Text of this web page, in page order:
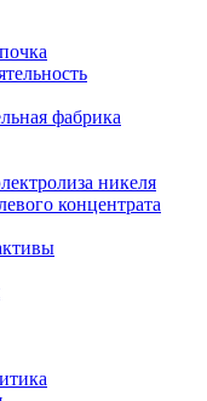
фабрика
никеля
концентрата